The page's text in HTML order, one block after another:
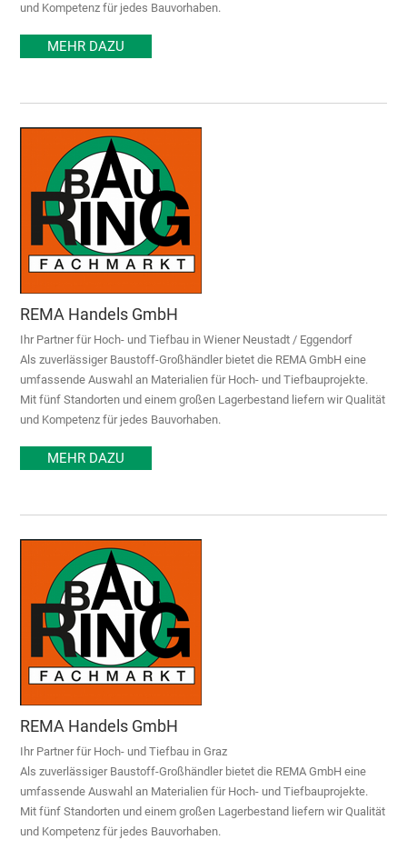
und Kompetenz für jedes Bauvorhaben.
MEHR DAZU
REMA Handels GmbH
Ihr Partner für Hoch- und Tiefbau in Wiener Neustadt / Eggendorf
Als zuverlässiger Baustoff-Großhändler bietet die REMA GmbH eine
umfassende Auswahl an Materialien für Hoch- und Tiefbauprojekte.
Mit fünf Standorten und einem großen Lagerbestand liefern wir Qualität
und Kompetenz für jedes Bauvorhaben.
MEHR DAZU
REMA Handels GmbH
Ihr Partner für Hoch- und Tiefbau in Graz
Als zuverlässiger Baustoff-Großhändler bietet die REMA GmbH eine
umfassende Auswahl an Materialien für Hoch- und Tiefbauprojekte.
Mit fünf Standorten und einem großen Lagerbestand liefern wir Qualität
und Kompetenz für jedes Bauvorhaben.